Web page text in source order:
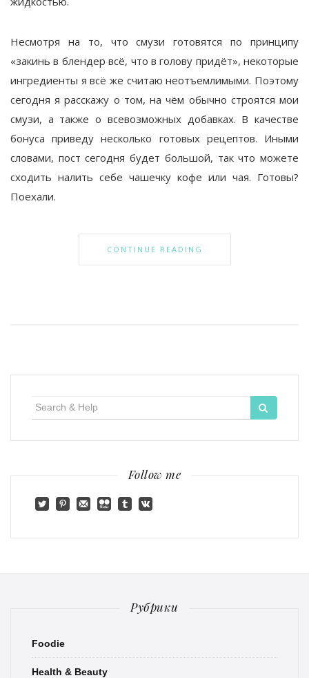
Несмотря на то, что смузи готовятся по принципу
«закинь в блендер всё, что в голову придёт», некоторые
ингредиенты я всё же считаю неотъемлимыми. Поэтому
сегодня я расскажу о том, на чём обычно строятся мои
смузи, а также о всевозможных добавках. В качестве
бонуса приведу несколько готовых рецептов. Иными
словами, пост сегодня будет большой, так что можете
сходить налить себе чашечку кофе или чая. Готовы?
Поехали.
CONTINUE READING
Follow me
Рубрики
Foodie
Health & Beauty